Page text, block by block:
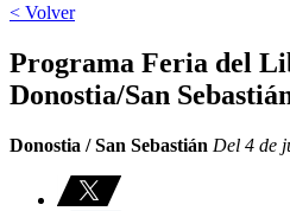
< Volver
Programa Feria del
Donostia/San
Donostia / San Sebastián Del 4 de